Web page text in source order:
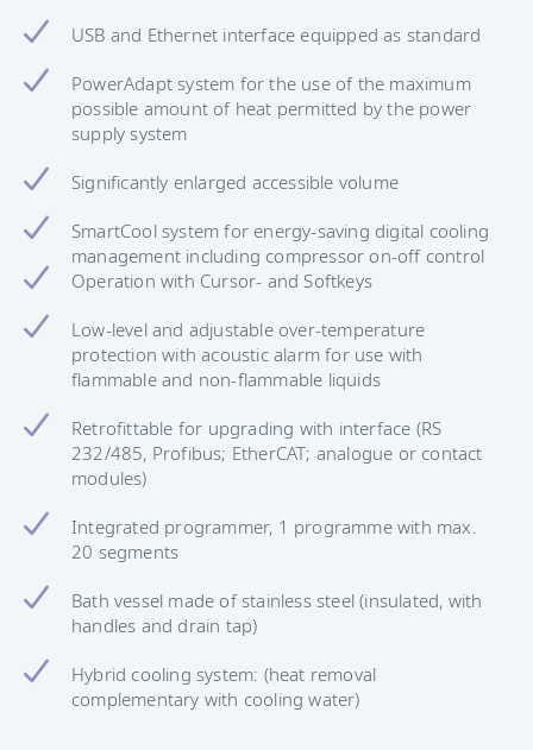
USB and Ethernet interface equipped as standard
PowerAdapt system for the use of the maximum
possible amount of heat permitted by the power
supply system
Significantly enlarged accessible volume
SmartCool system for energy-saving digital cooling
management including compressor on-off control
Operation with Cursor- and Softkeys
Low-level and adjustable over-temperature
protection with acoustic alarm for use with
flammable and non-flammable liquids
Retrofittable for upgrading with interface (RS
232/485, Profibus; EtherCAT; analogue or contact
modules)
Integrated programmer, 1 programme with max.
20 segments
Bath vessel made of stainless steel (insulated, with
handles and drain tap)
Hybrid cooling system: (heat removal
complementary with cooling water)